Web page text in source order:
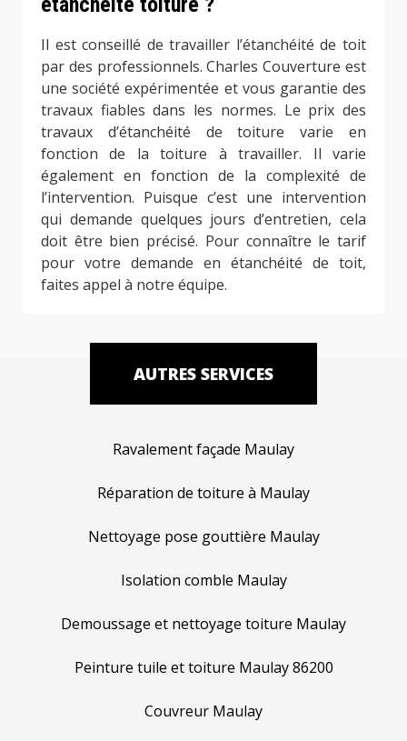
Il est conseillé de travailler l’étanchéité de toit
par des professionnels. Charles Couverture est
une société expérimentée et vous garantie des
travaux fiables dans les normes. Le prix des
travaux d’étanchéité de toiture varie en
fonction de la toiture à travailler. Il varie
également en fonction de la complexité de
l’intervention. Puisque c’est une intervention
qui demande quelques jours d’entretien, cela
doit être bien précisé. Pour connaître le tarif
pour votre demande en étanchéité de toit,
faites appel à notre équipe.
AUTRES SERVICES
Ravalement façade Maulay
Réparation de toiture à Maulay
Nettoyage pose gouttière Maulay
Isolation comble Maulay
Demoussage et nettoyage toiture Maulay
Peinture tuile et toiture Maulay 86200
Couvreur Maulay